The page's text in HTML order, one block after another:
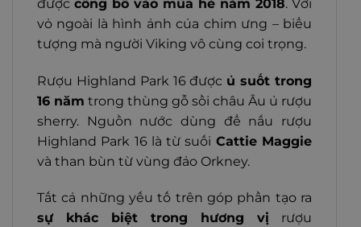
được công bố vào mùa hè năm 2018. Với
vỏ ngoài là hình ảnh của chim ưng – biểu
tượng mà người Viking vô cùng coi trọng.
Rượu Highland Park 16 được ủ suốt trong
16 năm trong thùng gỗ sồi châu Âu ủ rượu
sherry. Nguồn nước dùng để nấu rượu
Highland Park 16 là từ suối Cattie Maggie
và than bùn từ vùng đảo Orkney.
Tất cả những yếu tố trên góp phần tạo ra
sự khác biệt trong hương vị rượu